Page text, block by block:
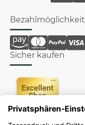
Bezahlmöglichkeit
Sicher kaufen